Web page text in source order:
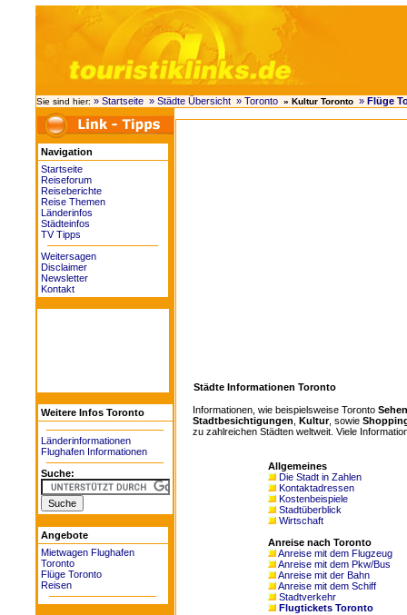
Sie sind hier: » Startseite » Städte Übersicht » Toronto » Kultur Toronto » Flüge
Navigation
Startseite
Reiseforum
Reiseberichte
Reise Themen
Länderinfos
Städteinfos
TV Tipps
Weitersagen
Disclaimer
Newsletter
Kontakt
Weitere Infos Toronto
Länderinformationen
Flughafen Informationen
Suche:
Angebote
Mietwagen Flughafen
Toronto
Flüge Toronto
Reisen
Städte Informationen Toronto
Informationen, wie beispielsweise Toronto
Stadtbesichtigungen
Kultur, sowie
zu zahlreichen Städten weltweit. Viele
Allgemeines
Die Stadt in Zahlen
Kontaktadressen
Kostenbeispiele
Stadtüberblick
Wirtschaft
Anreise nach Toronto
Anreise mit dem Flugzeug
Anreise mit dem Pkw/Bus
Anreise mit der Bahn
Anreise mit dem Schiff
Stadtverkehr
Flugtickets Toronto